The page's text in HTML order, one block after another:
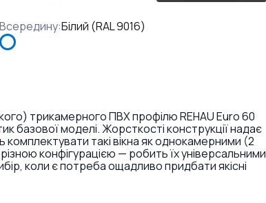
Всередину:Білий (RAL 9016)
трикамерного ПВХ профілю REHAU Euro 60
базової моделі. Жорсткості конструкції надає
такі вікна як однокамерними (2
конфігурацією — робить їх універсальними
коли є потреба ощадливо придбати якісні